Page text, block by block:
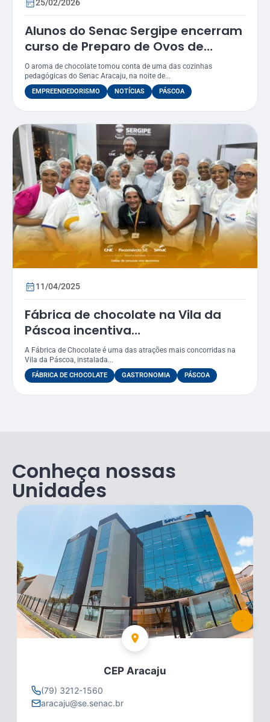
25/02/2026
Alunos do Senac Sergipe encerram
curso de Preparo de Ovos de
Páscoa com visão
empreendedora
O aroma de chocolate tomou conta de uma das cozinhas
pedagógicas do Senac Aracaju, na noite de...
EMPREENDEDORISMO NOTÍCIAS PÁSCOA
11/04/2025
Fábrica de chocolate na Vila da
Páscoa incentiva
empreendedorismo
A Fábrica de Chocolate é uma das atrações mais concorridas na
Vila da Páscoa, instalada...
FÁBRICA DE CHOCOLATE GASTRONOMIA PÁSCOA
Conheça nossas
Unidades
CEP Aracaju
(79) 3212-1560
aracaju@se.senac.br